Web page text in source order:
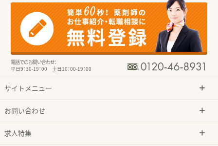
電話でのお問い合わせ：
平日9：30-19：00 土日10：00-19：00
サイトメニュー
お問い合わせ
求人特集